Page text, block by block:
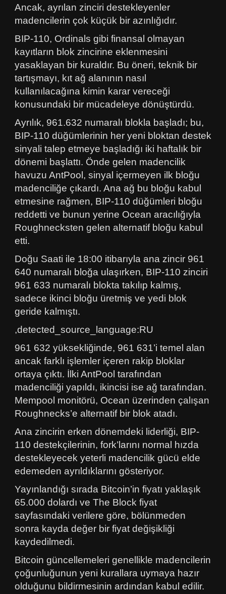
Ancak, ayrılan zinciri destekleyenler
madencilerin çok küçük bir azınlığıdır.
BIP-110, Ordinals gibi finansal olmayan
kayıtların blok zincirine eklenmesini
yasaklayan bir kuraldır. Bu öneri, teknik bir
tartışmayı, kıt ağ alanının nasıl
kullanılacağına kimin karar vereceği
konusundaki bir mücadeleye dönüştürdü.
Ayrılık, 961.632 numaralı blokla başladı; bu,
BIP-110 düğümlerinin her yeni bloktan destek
sinyali talep etmeye başladığı iki haftalık bir
dönemi başlattı. Önde gelen madencilik
havuzu AntPool, sinyal içermeyen ilk bloğu
madenciliğe çıkardı. Ana ağ bu bloğu kabul
etmesine rağmen, BIP-110 düğümleri bloğu
reddetti ve bunun yerine Ocean aracılığıyla
Roughnecksten gelen alternatif bloğu kabul
etti.
Doğu Saati ile 18:00 itibarıyla ana zincir 961
640 numaralı bloğa ulaşırken, BIP-110 zinciri
961 633 numaralı blokta takılıp kalmış,
sadece ikinci bloğu üretmiş ve yedi blok
geride kalmıştı.
,detected_source_language:RU
961 632 yüksekliğinde, 961 631’i temel alan
ancak farklı işlemler içeren rakip bloklar
ortaya çıktı. İlki AntPool tarafından
madenciliği yapıldı, ikincisi ise ağ tarafından.
Mempool monitörü, Ocean üzerinden çalışan
Roughnecks’e alternatif bir blok atadı.
Ana zincirin erken dönemdeki liderliği, BIP-
110 destekçilerinin, fork’larını normal hızda
destekleyecek yeterli madencilik gücü elde
edemeden ayrıldıklarını gösteriyor.
Yayınlandığı sırada Bitcoin’in fiyatı yaklaşık
65.000 dolardı ve The Block fiyat
sayfasındaki verilere göre, bölünmeden
sonra kayda değer bir fiyat değişikliği
kaydedilmedi.
Bitcoin güncellemeleri genellikle madencilerin
çoğunluğunun yeni kurallara uymaya hazır
olduğunu bildirmesinin ardından kabul edilir.